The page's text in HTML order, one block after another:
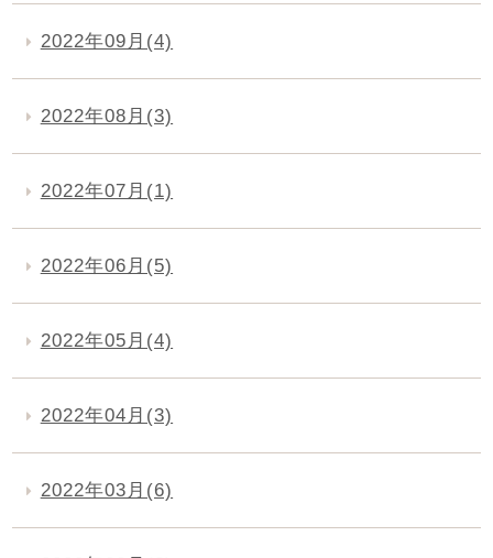
2022年09月(4)
2022年08月(3)
2022年07月(1)
2022年06月(5)
2022年05月(4)
2022年04月(3)
2022年03月(6)